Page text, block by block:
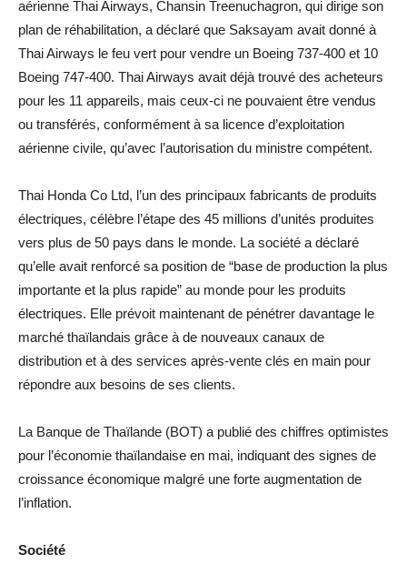
aérienne Thai Airways, Chansin Treenuchagron, qui dirige son
plan de réhabilitation, a déclaré que Saksayam avait donné à
Thai Airways le feu vert pour vendre un Boeing 737-400 et 10
Boeing 747-400. Thai Airways avait déjà trouvé des acheteurs
pour les 11 appareils, mais ceux-ci ne pouvaient être vendus
ou transférés, conformément à sa licence d’exploitation
aérienne civile, qu’avec l’autorisation du ministre compétent.
Thai Honda Co Ltd, l’un des principaux fabricants de produits
électriques, célèbre l’étape des 45 millions d’unités produites
vers plus de 50 pays dans le monde. La société a déclaré
qu’elle avait renforcé sa position de “base de production la plus
importante et la plus rapide” au monde pour les produits
électriques. Elle prévoit maintenant de pénétrer davantage le
marché thaïlandais grâce à de nouveaux canaux de
distribution et à des services après-vente clés en main pour
répondre aux besoins de ses clients.
La Banque de Thaïlande (BOT) a publié des chiffres optimistes
pour l’économie thaïlandaise en mai, indiquant des signes de
croissance économique malgré une forte augmentation de
l’inflation.
Société